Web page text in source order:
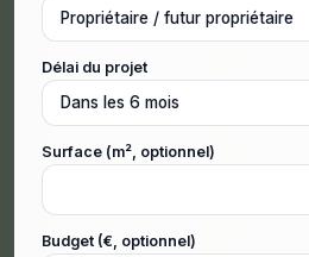
Délai du projet
Surface (m², optionnel)
Budget (€, optionnel)